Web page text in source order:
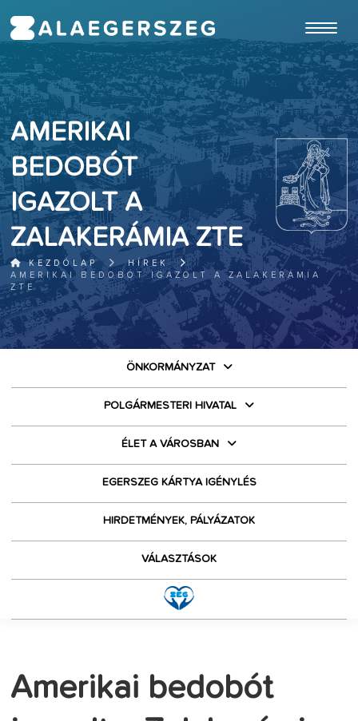
AMERIKAI
BEDOBÓT
IGAZOLT A
ZALAKERÁMIA ZTE
KEZDŐLAP
HÍREK
AMERIKAI BEDOBÓT IGAZOLT A ZALAKERÁMIA
ZTE
ÖNKORMÁNYZAT
POLGÁRMESTERI HIVATAL
ÉLET A VÁROSBAN
EGERSZEG KÁRTYA IGÉNYLÉS
HIRDETMÉNYEK, PÁLYÁZATOK
VÁLASZTÁSOK
Amerikai bedobót